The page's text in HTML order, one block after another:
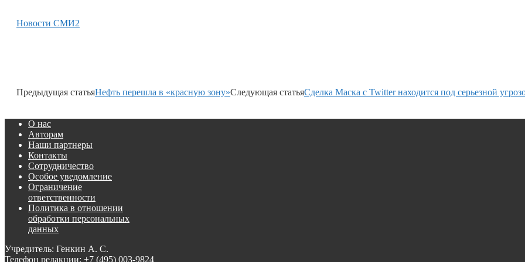
Новости СМИ2
Предыдущая статьяНефть перешла в «красную зону»Следующая статьяСделка Маска с Twitter находится под серьезной
О нас
Авторам
Наши партнеры
Контакты
Сотрудничество
Особое уведомление
Ограничение
ответственности
Политика в отношении
обработки персональных
данных
Учредитель: Генкин А. С.
Телефон редакции: +7 (495) 003-9824